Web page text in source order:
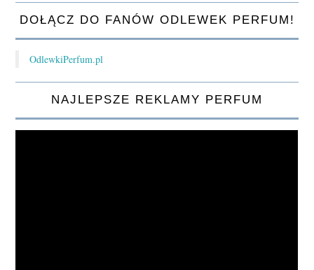
DOŁĄCZ DO FANÓW ODLEWEK PERFUM!
OdlewkiPerfum.pl
NAJLEPSZE REKLAMY PERFUM